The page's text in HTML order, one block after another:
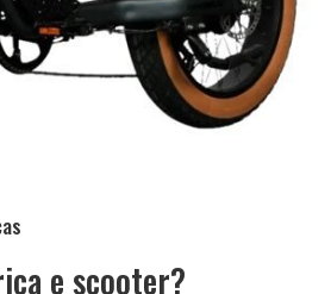
e scooter?